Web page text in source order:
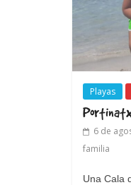
Playas
6 de
familia
Una Cala